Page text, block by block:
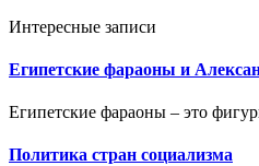
Интересные записи
Египетские фараоны и
Египетские фараоны – это
Политика стран социализма